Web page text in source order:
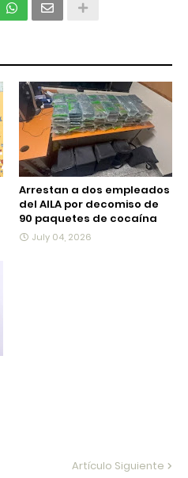
Arrestan a dos empleados
del AILA por decomiso de
90 paquetes de cocaína
July 04, 2026
Artículo Siguiente